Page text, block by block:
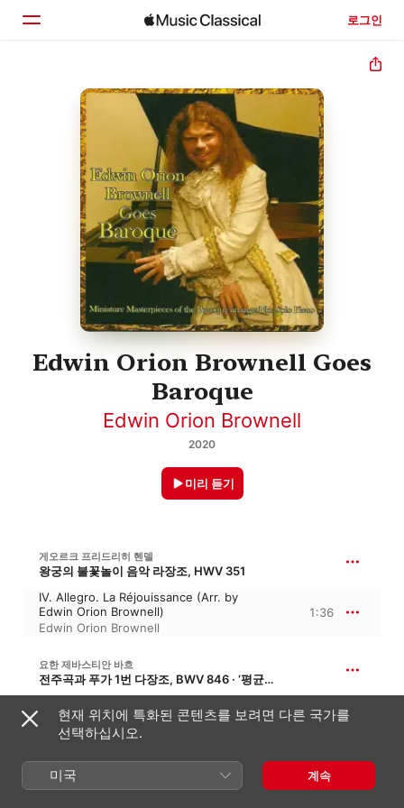
로그인
둘러보기
검색
Edwin Orion Brownell Goes
Baroque
Edwin Orion Brownell
2020
미리 듣기
게오르크 프리드리히 헨델
왕궁의 불꽃놀이 음악 라장조, HWV 351
IV. Allegro. La Réjouissance (Arr. by
Edwin Orion Brownell)
Edwin Orion Brownell
1:36
요한 제바스티안 바흐
전주곡과 푸가 1번 다장조, BWV 846 · ‘평균율 클라비어 곡집 1권’
Prelude in C Major, BWV 846 (Arr. by
Edwin Orion Brownell)
Edwin Orion Brownell
1:53
요한 제바스티안 바흐
마음과 입과 행동과 생명으로, BWV 147 · ‘마음과 입, 행동과삶’
현재 위치에 특화된 콘텐츠를 보려면 다른 국가를
선택하십시오.
미국 계속